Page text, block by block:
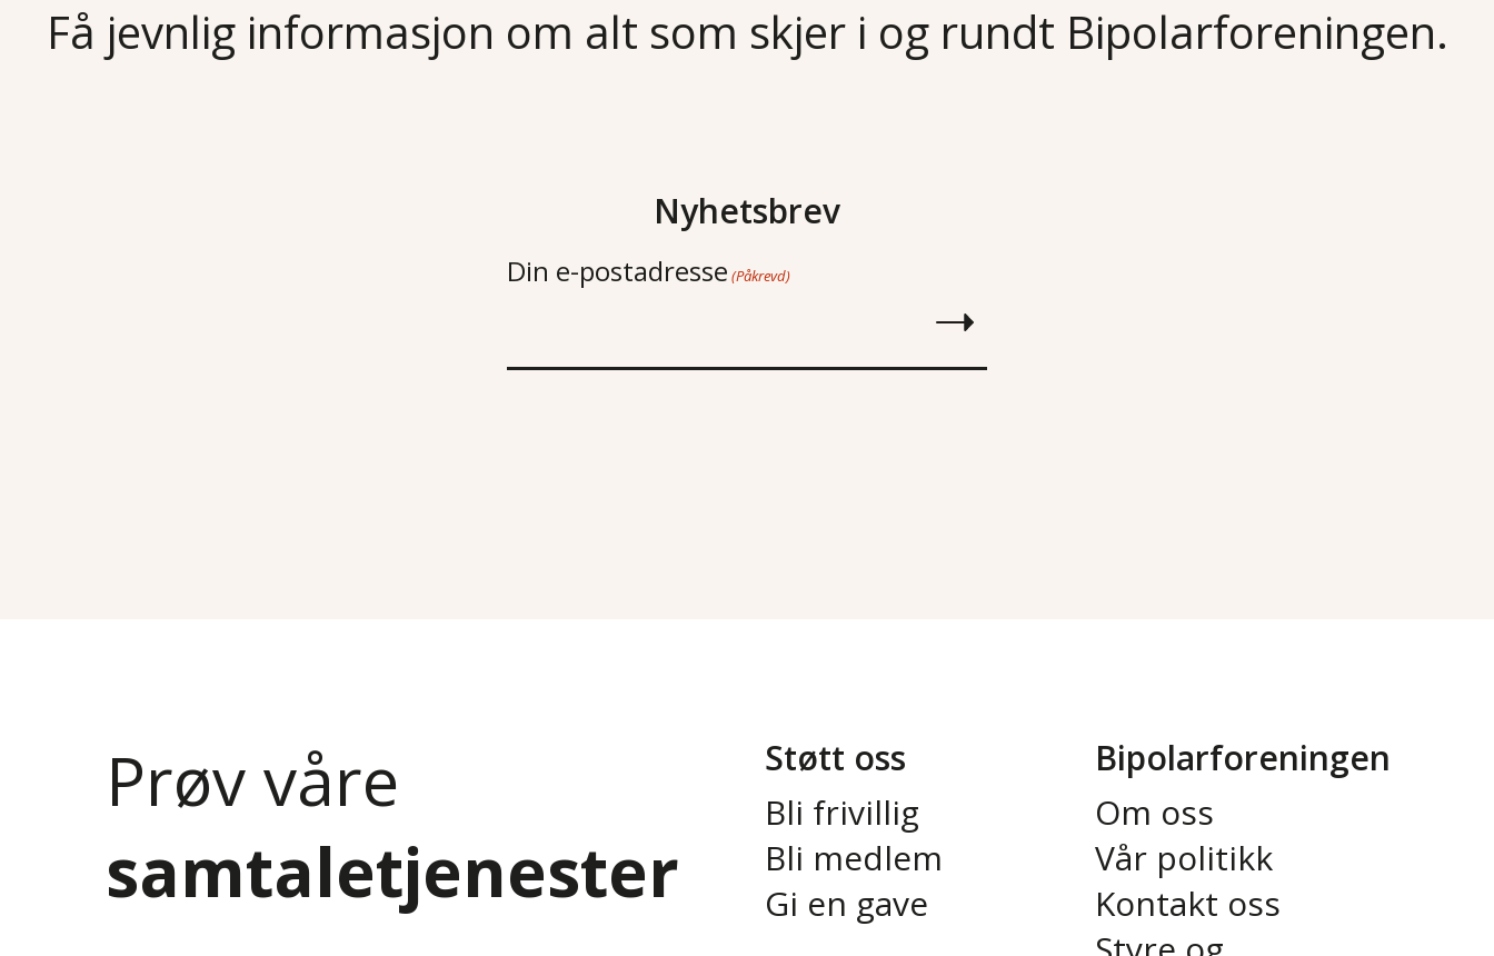
Få jevnlig informasjon om alt som skjer i og rundt Bipolarforeningen.
Nyhetsbrev
Din e-postadresse (Påkrevd)
Prøv våre
samtaletjenester
Støtt oss
Bli frivillig
Bli medlem
Gi en gave
Bipolarforeningen
Om oss
Vår politikk
Kontakt oss